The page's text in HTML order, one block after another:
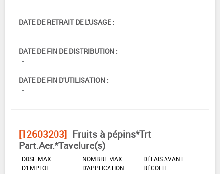
-
DATE DE RETRAIT DE L'USAGE :
-
DATE DE FIN DE DISTRIBUTION :
-
DATE DE FIN D'UTILISATION :
-
[12603203] Fruits à pépins*Trt
Part.Aer.*Tavelure(s)
DOSE MAX
D'EMPLOI
NOMBRE MAX
D'APPLICATION
DÉLAIS AVANT
RÉCOLTE